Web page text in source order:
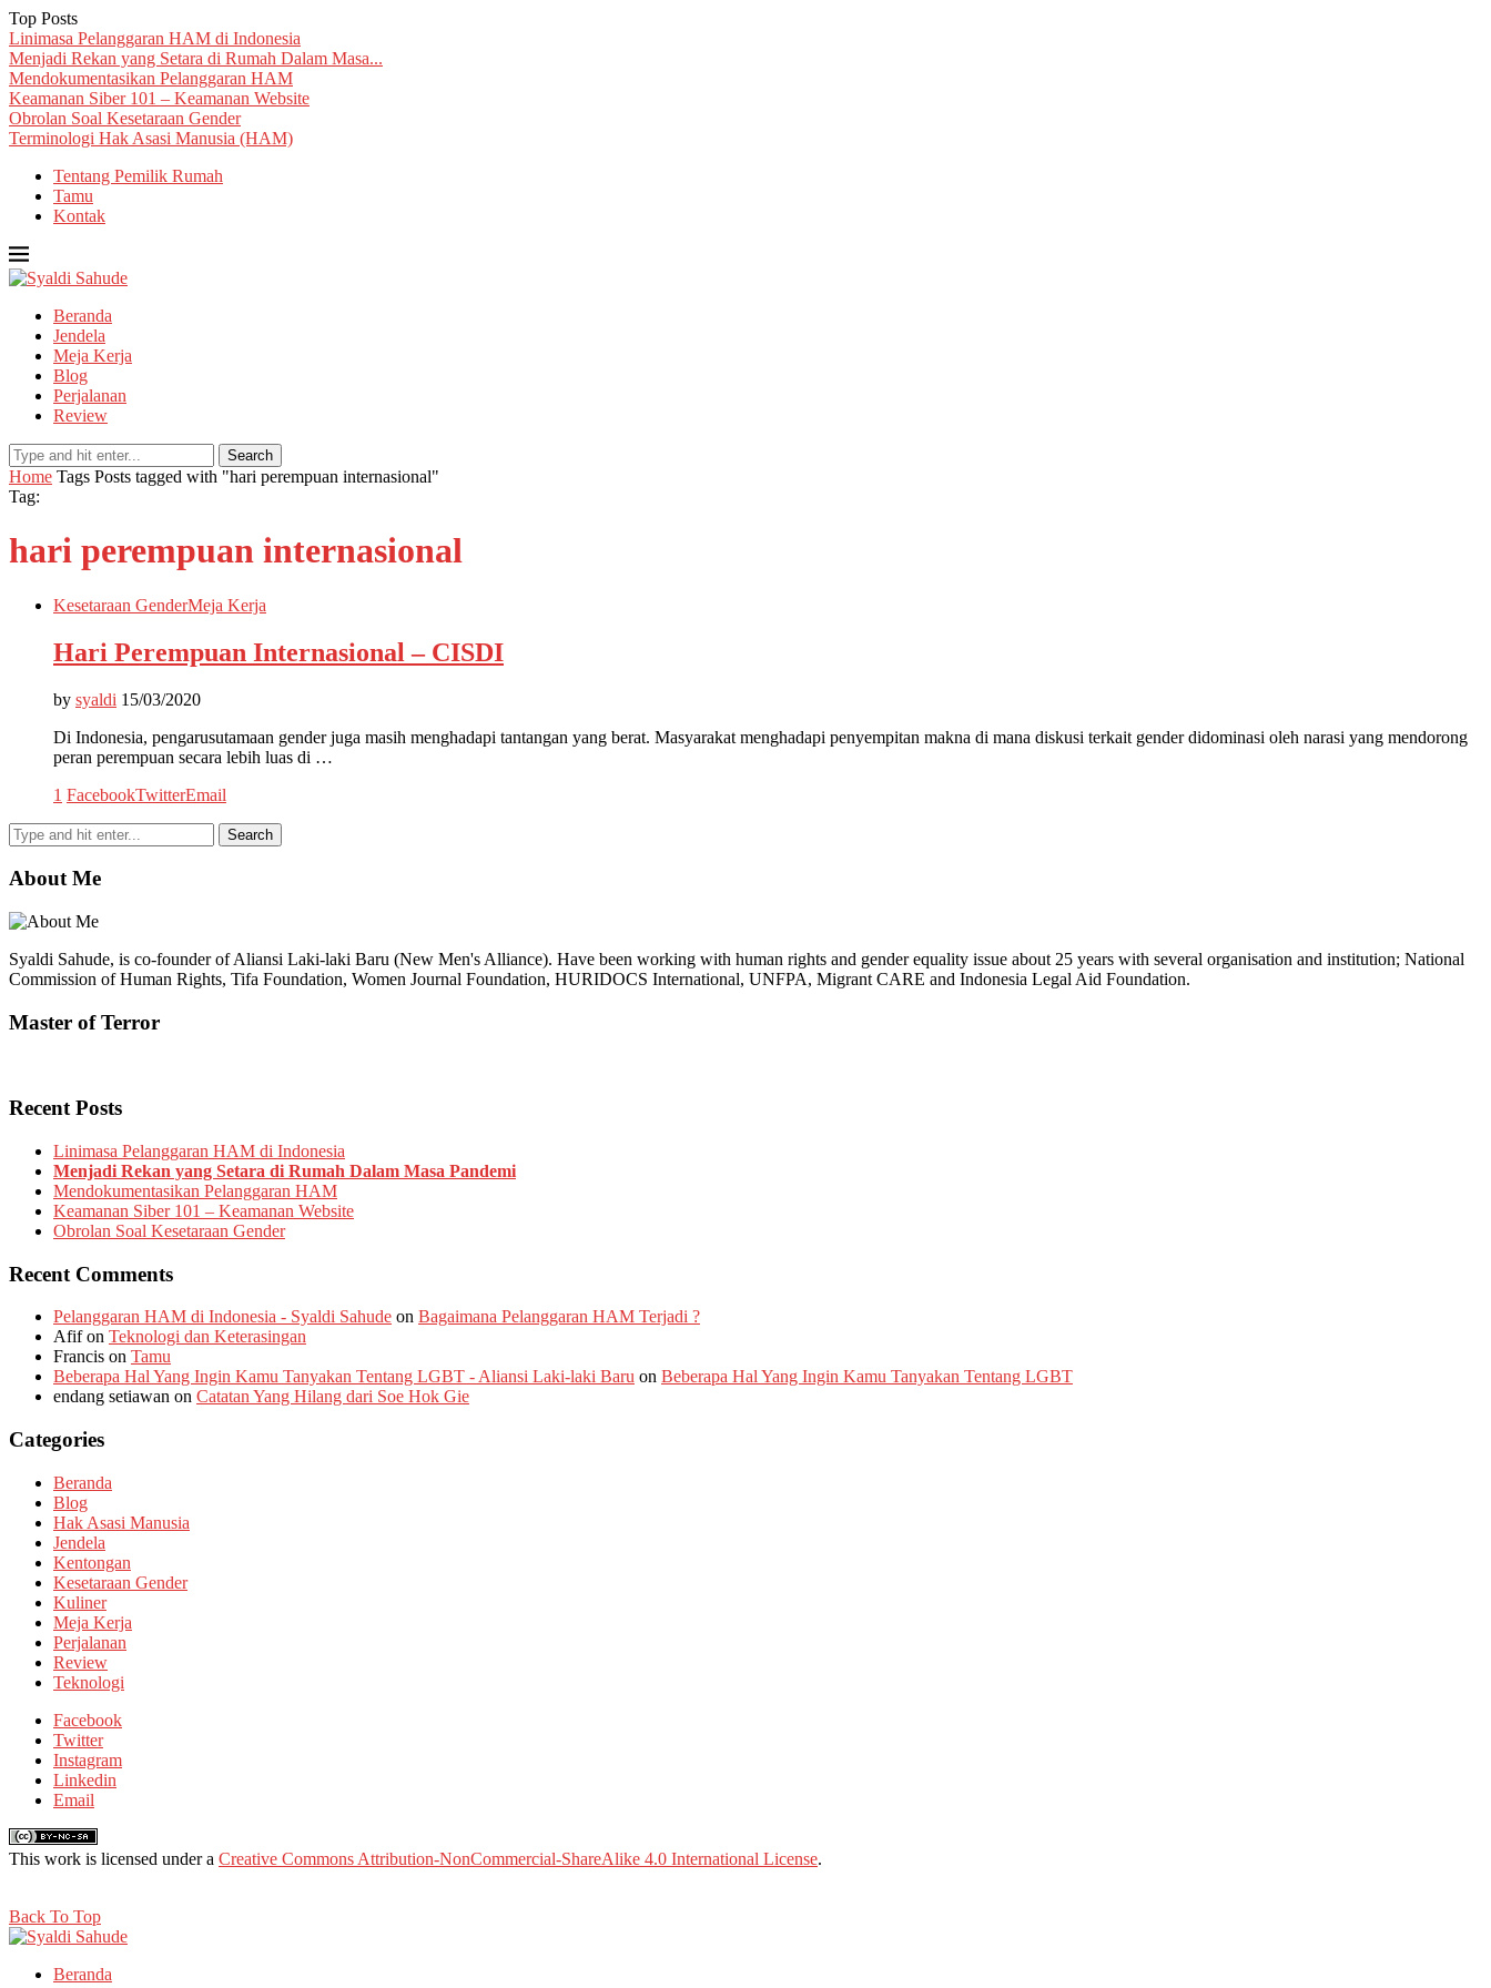
Top Posts
Linimasa Pelanggaran HAM di Indonesia
Menjadi Rekan yang Setara di Rumah Dalam Masa...
Mendokumentasikan Pelanggaran HAM
Keamanan Siber 101 – Keamanan Website
Obrolan Soal Kesetaraan Gender
Terminologi Hak Asasi Manusia (HAM)
Tentang Pemilik Rumah
Tamu
Kontak
Beranda
Jendela
Meja Kerja
Blog
Perjalanan
Review
Search
Home Tags Posts tagged with "hari perempuan internasional"
Tag:
hari perempuan internasional
Kesetaraan GenderMeja Kerja
Hari Perempuan Internasional – CISDI
by syaldi 15/03/2020
Di Indonesia, pengarusutamaan gender juga masih menghadapi tantangan yang berat. Masyarakat menghadapi penyempitan makna di mana diskusi terkait gender didominasi oleh narasi yang mendorong
peran perempuan secara lebih luas di …
1 FacebookTwitterEmail
About Me
Syaldi Sahude, is co-founder of Aliansi Laki-laki Baru (New Men's Alliance). Have been working with human rights and gender equality issue about 25 years with several organisation and institution; National
Commission of Human Rights, Tifa Foundation, Women Journal Foundation, HURIDOCS International, UNFPA, Migrant CARE and Indonesia Legal Aid Foundation.
Master of Terror
Recent Posts
Linimasa Pelanggaran HAM di Indonesia
Menjadi Rekan yang Setara di Rumah Dalam Masa Pandemi
Mendokumentasikan Pelanggaran HAM
Keamanan Siber 101 – Keamanan Website
Obrolan Soal Kesetaraan Gender
Recent Comments
Pelanggaran HAM di Indonesia - Syaldi Sahude on Bagaimana Pelanggaran HAM Terjadi ?
Afifon Teknologi dan Keterasingan
Francis on Tamu
Beberapa Hal Yang Ingin Kamu Tanyakan Tentang LGBT - Aliansi Laki-laki Baru on Beberapa Hal Yang Ingin Kamu Tanyakan Tentang LGBT
endang setiawan on Catatan Yang Hilang dari Soe Hok Gie
Categories
Beranda
Blog
Hak Asasi Manusia
Jendela
Kentongan
Kesetaraan Gender
Kuliner
Meja Kerja
Perjalanan
Review
Teknologi
Facebook
Twitter
Instagram
Linkedin
Email
This work is licensed under a Creative Commons Attribution-NonCommercial-ShareAlike 4.0 International License.
Back To Top
Beranda